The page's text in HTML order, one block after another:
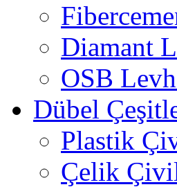
Diamant
OSB
Dübel
Plastik
Çelik